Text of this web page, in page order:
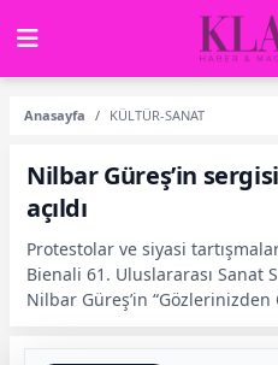
Anasayfa KÜLTÜR-SANAT
Nilbar Güreş’in
açıldı
Protestolar ve siyasi
Bienali 61. Uluslararası Sanat
Nilbar Güreş’in “Gözlerinizden